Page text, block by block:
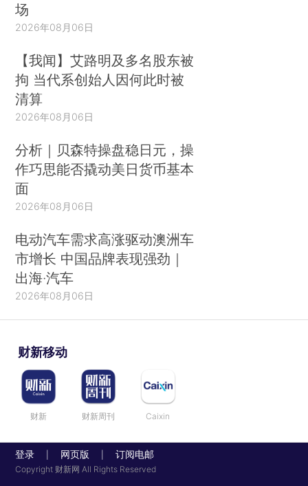
场
2026年08月06日
【我闻】艾路明及多名股东被
拘 当代系创始人因何此时被
清算
2026年08月06日
分析｜贝森特操盘稳日元，操
作巧思能否撬动美日货币基本
面
2026年08月06日
电动汽车需求高涨驱动澳洲车
市增长 中国品牌表现强劲｜
出海·汽车
2026年08月06日
财新移动
财新 财新周刊 Caixin
登录 网页版 订阅电邮
Copyright 财新网 All Rights Reserved